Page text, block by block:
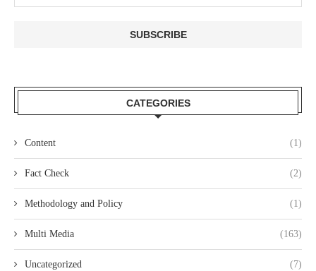
CATEGORIES
Content (1)
Fact Check (2)
Methodology and Policy (1)
Multi Media (163)
Uncategorized (7)